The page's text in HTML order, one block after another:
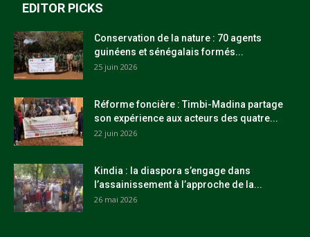
EDITOR PICKS
Conservation de la nature : 70 agents
guinéens et sénégalais formés...
25 juin 2026
Réforme foncière : Timbi-Madina partage
son expérience aux acteurs des quatre...
22 juin 2026
Kindia : la diaspora s’engage dans
l’assainissement à l’approche de la...
26 mai 2026